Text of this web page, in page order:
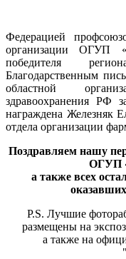
Федерацией
организации ОГУП
победителя
Благодарственным
областной
здравоохранения РФ
награждена Железняк
отдела организации
Поздравляем нашу
ОГУП
а также всех
P.S. Лучшие
размещены на
а также на